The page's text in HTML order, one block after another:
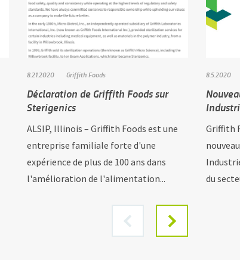
8.21.2020 Griffith Foods
Déclaration de Griffith Foods sur
Sterigenics
ALSIP, Illinois – Griffith Foods est une
entreprise familiale forte d'une
expérience de plus de 100 ans dans
l'amélioration de l'alimentation...
8.5.2020
Griffith
du